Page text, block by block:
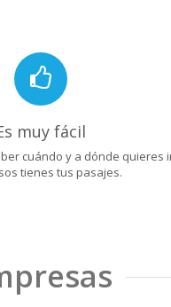
muy fácil
cuándo y a dónde quieres
tienes tus pasajes.